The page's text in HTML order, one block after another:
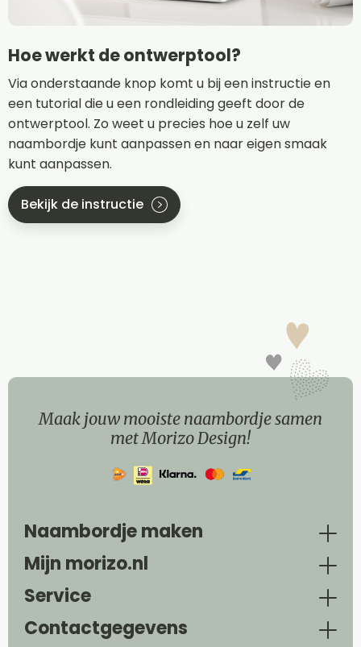
Hoe werkt de ontwerptool?
Via onderstaande knop komt u bij een instructie en
een tutorial die u een rondleiding geeft door de
ontwerptool. Zo weet u precies hoe u zelf uw
naambordje kunt aanpassen en naar eigen smaak
kunt aanpassen.
Bekijk de instructie
Maak jouw mooiste naambordje samen
met Morizo Design!
Naambordje maken
Mijn morizo.nl
Service
Contactgegevens